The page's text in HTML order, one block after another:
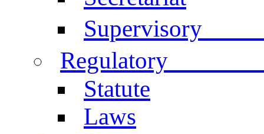
Supervisory
Regulatory
Statute
Laws